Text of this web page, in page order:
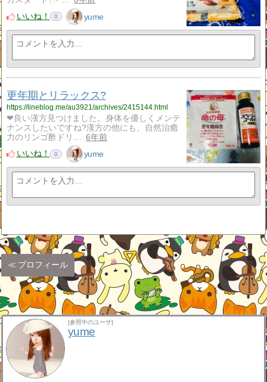
いいね！
0 yume
更年期とリラックス?
https://lineblog.me/au3921/archives/2415144.html
❤良い漢方見つけました。身体を優しくメンテ
ナンスしたいですね?漢方の他にも、自然治癒
力のリンゴ酢ドリ…
6年前
いいね！
0 yume
プロフィール
[参照中のユーザ]
yume